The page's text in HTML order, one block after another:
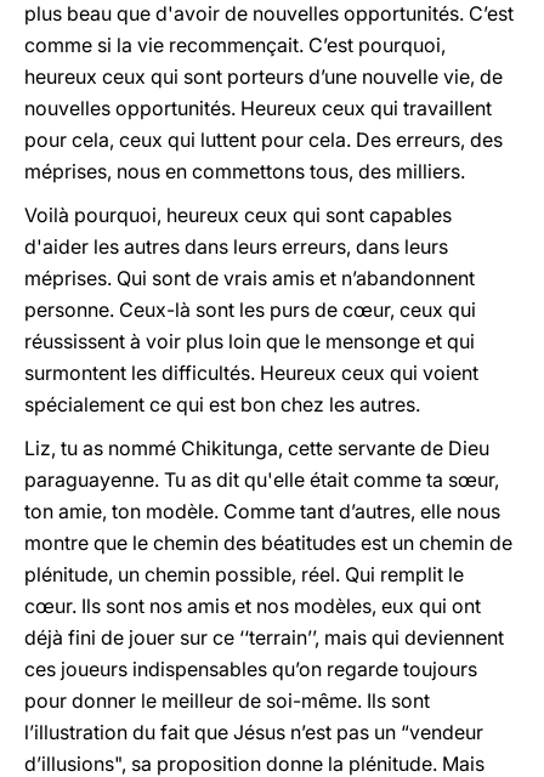
plus beau que d'avoir de nouvelles opportunités. C’est
comme si la vie recommençait. C’est pourquoi,
heureux ceux qui sont porteurs d’une nouvelle vie, de
nouvelles opportunités. Heureux ceux qui travaillent
pour cela, ceux qui luttent pour cela. Des erreurs, des
méprises, nous en commettons tous, des milliers.
Voilà pourquoi, heureux ceux qui sont capables
d'aider les autres dans leurs erreurs, dans leurs
méprises. Qui sont de vrais amis et n’abandonnent
personne. Ceux-là sont les purs de cœur, ceux qui
réussissent à voir plus loin que le mensonge et qui
surmontent les difficultés. Heureux ceux qui voient
spécialement ce qui est bon chez les autres.
Liz, tu as nommé Chikitunga, cette servante de Dieu
paraguayenne. Tu as dit qu'elle était comme ta sœur,
ton amie, ton modèle. Comme tant d’autres, elle nous
montre que le chemin des béatitudes est un chemin de
plénitude, un chemin possible, réel. Qui remplit le
cœur. Ils sont nos amis et nos modèles, eux qui ont
déjà fini de jouer sur ce ‘‘terrain’’, mais qui deviennent
ces joueurs indispensables qu’on regarde toujours
pour donner le meilleur de soi-même. Ils sont
l’illustration du fait que Jésus n’est pas un “vendeur
d’illusions", sa proposition donne la plénitude. Mais